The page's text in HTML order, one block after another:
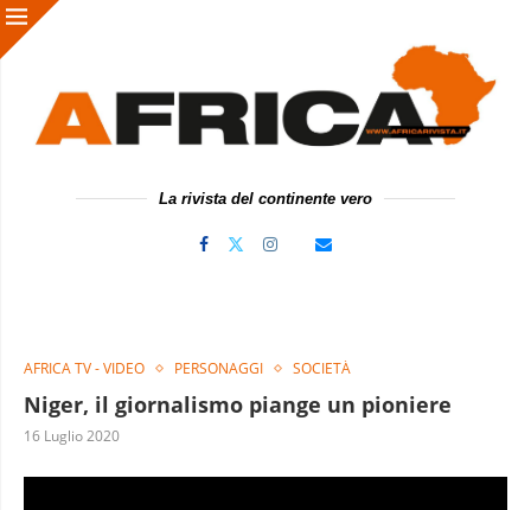
La rivista del continente vero
AFRICA TV - VIDEO PERSONAGGI SOCIETÀ
Niger, il giornalismo piange un pioniere
16 Luglio 2020